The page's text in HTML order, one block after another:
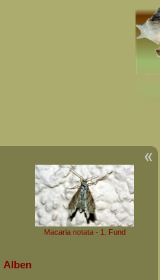
Macaria notata - 1. Fund
Alben